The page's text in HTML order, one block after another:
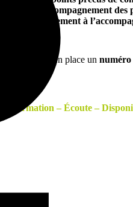
sur l’accompagnement des
spécifiquement à
Synergihp met en place un numéro
Formation – Écoute –